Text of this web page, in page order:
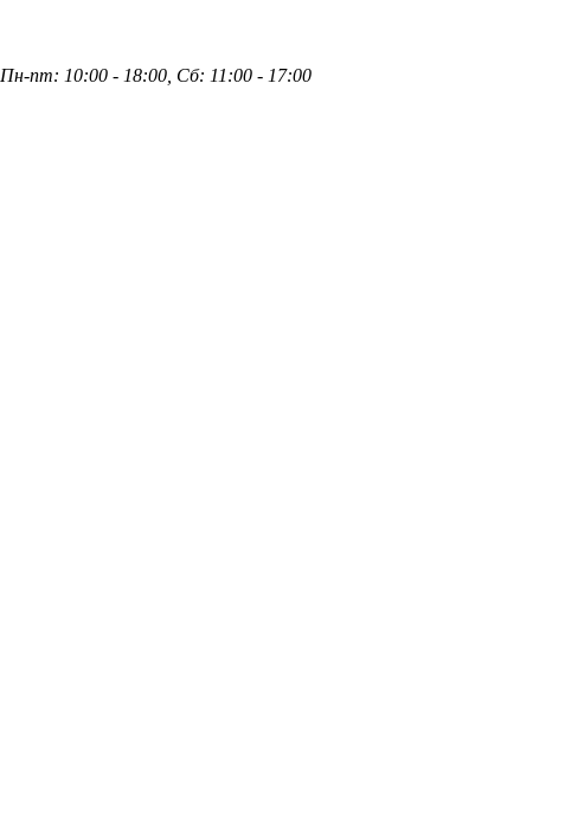
Пн-пт: 10:00 - 18:00, Сб: 11:00 - 17:00